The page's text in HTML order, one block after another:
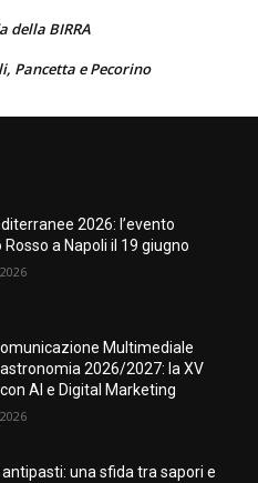
della BIRRA
Pancetta e Pecorino
2026: l’evento
Rosso a Napoli il 19 giugno
Multimediale
2026/2027: la XV
AI e Digital Marketing
antipasti: una sfida tra sapori e